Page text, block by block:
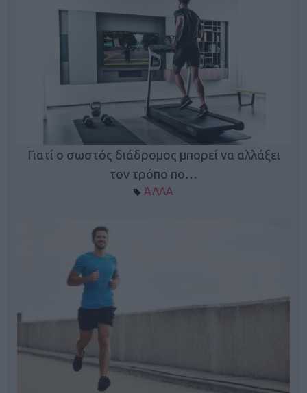
Γιατί ο σωστός διάδρομος μπορεί να αλλάξει
τον τρόπο πο…
ΆΛΛΑ